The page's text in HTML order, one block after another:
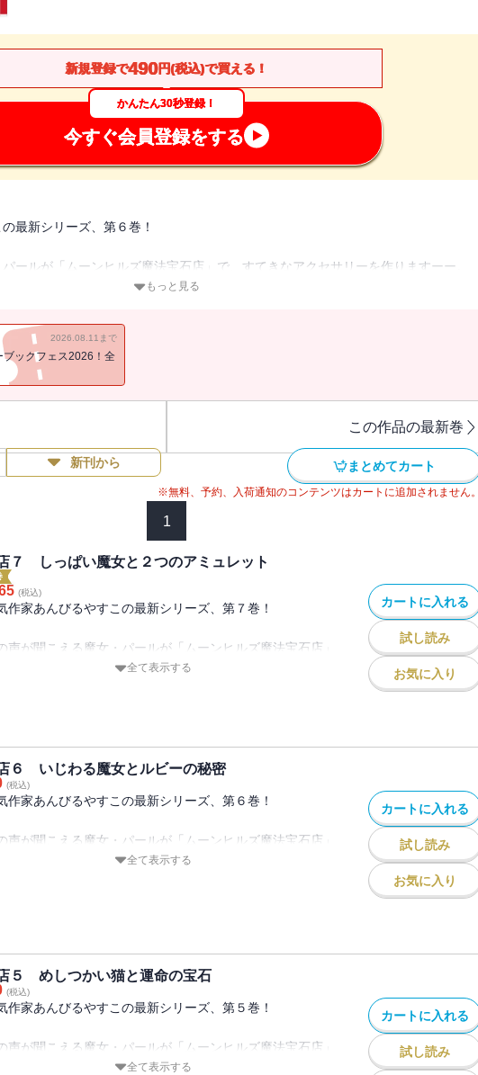
新規登録で490円(税込)で買える！
かんたん30秒登録！
今すぐ会員登録をする
最新シリーズ、第６巻！
ールが「ムーンヒルズ魔法宝石店」で、すてきなアクセサリーを作りますーー。
とじこめられている、天才ジュエラー魔女のセレニティスの弟子となって、
文にこたえていきます。
てきなおはなしです。
うつくしいまち、ベルコートにでかけます。
ティバル」にあそびにいくのです。
魔法宝石協会理事長リビアによる宝石鑑定会。みんな、ジュエリーの値段や、にせも
定してもらうのです。パールはそこで、婚約指輪を鑑定してもらおうとしているア
と出会います……。
石『パートナージュエル』をさがしています。
ぐりあえたら、なんでもうまくいくってほんとうかしら？
レシピつき。
もっと見る
2026.08.11まで
ブックフェス2026！全
この作品の最新巻
新刊から まとめてカート
※無料、予約、入荷通知のコンテンツはカートに追加されません。
1
７ しっぱい魔女と２つのアミュレット
(税込)
作家あんびるやすこの最新シリーズ、第７巻！
声が聞こえる魔女・パールが「ムーンヒルズ魔法宝石店」
てきなアクセサリーを作りますーー。
しょに、
んからのいろいろな注文にこたえていきます。
心がほわんとなる、すてきなおはなしです。
んは家に代々伝わるターコイスで、エマのためにアミュレ
めることができないよう子のようです。はたしてパール
んなエマにぴったりのアミュレットを作ることができるの
やリボンで作るラリエットのレシピつき。
全て表示する
カートに入れる
試し読み
お気に入り
６ いじわる魔女とルビーの秘密
(税込)
作家あんびるやすこの最新シリーズ、第６巻！
声が聞こえる魔女・パールが「ムーンヒルズ魔法宝石店」
てきなアクセサリーを作りますーー。
んからのいろいろな注文にこたえていきます。
心がほわんとなる、すてきなおはなしです。
パールは、海岸沿いのうつくしいまち、ベルコートにでか
。
全て表示する
カートに入れる
試し読み
お気に入り
５ めしつかい猫と運命の宝石
(税込)
作家あんびるやすこの最新シリーズ、第５巻！
声が聞こえる魔女・パールが「ムーンヒルズ魔法宝石店」
てきなアクセサリーを作ります――。
全て表示する
カートに入れる
試し読み